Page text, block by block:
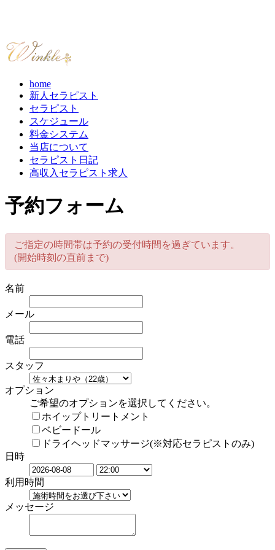
home
新人セラピスト
セラピスト
スケジュール
料金システム
当店について
セラピスト日記
高収入セラピスト求人
予約フォーム
ご指定の時間帯は予約の受付時間を過ぎています。
(開始時刻の直前まで)
名前
メール
電話
スタッフ
オプション
ご希望のオプションを選択してください。
ホイップトリートメント
ベビードール
ドライヘッドマッサージ(※対応セラピストのみ)
日時
利用時間
メッセージ